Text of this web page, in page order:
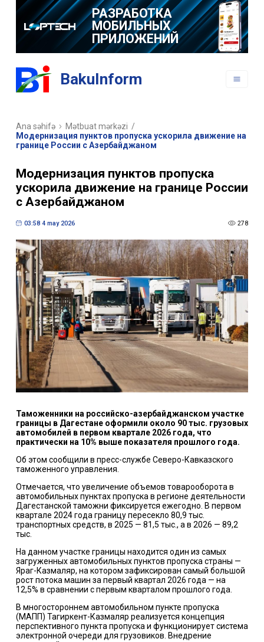
РАЗРАБОТКА
МОБИЛЬНЫХ
ПРИЛОЖЕНИЙ
BakuInform
Ana səhifə Mətbuat mərkəzi /
Модернизация пунктов пропуска ускорила движение на
границе России с Азербайджаном
Модернизация пунктов пропуска
ускорила движение на границе России
с Азербайджаном
03:58 4 may 2026 278
Таможенники на российско-азербайджанском участке
границы в Дагестане оформили около 90 тыс. грузовых
автомобилей в первом квартале 2026 года, что
практически на 10% выше показателя прошлого года.
Об этом сообщили в пресс-службе Северо-Кавказского
таможенного управления.
Отмечается, что увеличение объемов товарооборота в
автомобильных пунктах пропуска в регионе деятельности
Дагестанской таможни фиксируется ежегодно. В первом
квартале 2024 года границу пересекло 80,9 тыс.
транспортных средств, в 2025 — 81,5 тыс., а в 2026 — 89,2
тыс.
На данном участке границы находится один из самых
загруженных автомобильных пунктов пропуска страны —
Яраг-Казмаляр, на котором зафиксирован самый большой
рост потока машин за первый квартал 2026 года — на
12,5% в сравнении с первым кварталом прошлого года.
В многостороннем автомобильном пункте пропуска
(МАПП) Тагиркент-Казмаляр реализуется концепция
перспективного пункта пропуска и функционирует система
электронной очереди для грузовиков. Внедрение